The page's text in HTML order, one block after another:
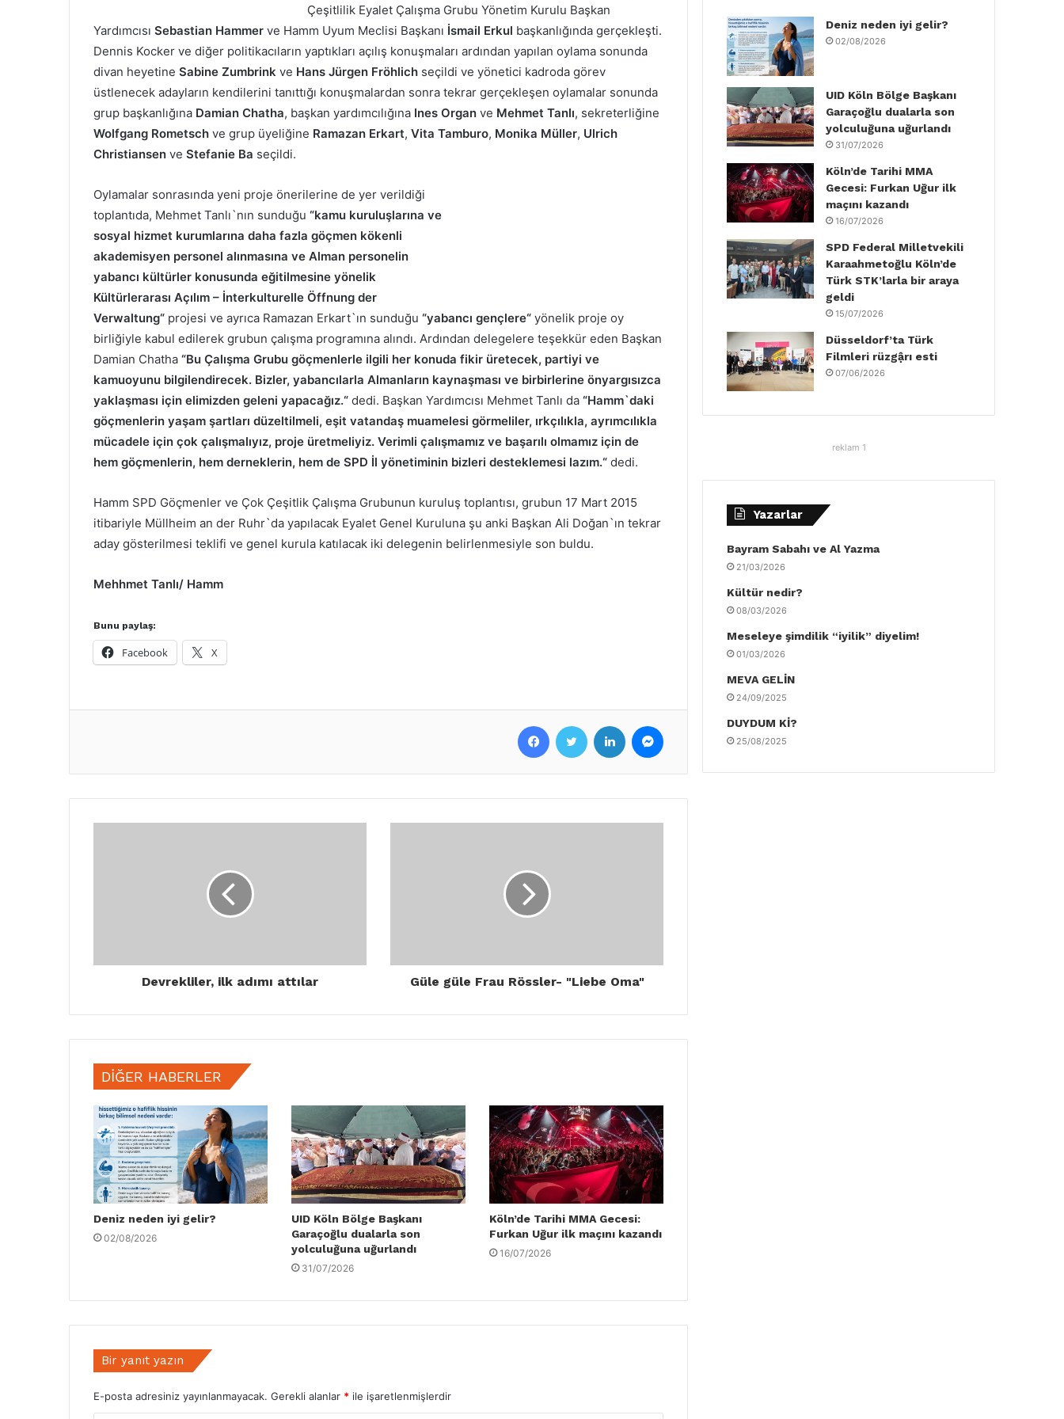
Çeşitlilik Eyalet Çalışma Grubu Yönetim Kurulu Başkan
Yardımcısı Sebastian Hammer ve Hamm Uyum Meclisi Başkanı İsmail Erkul başkanlığında gerçekleşti.
Dennis Kocker ve diğer politikacıların yaptıkları açılış konuşmaları ardından yapılan oylama sonunda
divan heyetine Sabine Zumbrink ve Hans Jürgen Fröhlich seçildi ve yönetici kadroda görev
üstlenecek adayların kendilerini tanıttığı konuşmalardan sonra tekrar gerçekleşen oylamalar sonunda
grup başkanlığına Damian Chatha, başkan yardımcılığına Ines Organ ve Mehmet Tanlı, sekreterliğine
Wolfgang Rometsch ve grup üyeliğine Ramazan Erkart, Vita Tamburo, Monika Müller, Ulrich
Christiansen ve Stefanie Ba seçildi.
Oylamalar sonrasında yeni proje önerilerine de yer verildiği
toplantıda, Mehmet Tanlı`nın sunduğu “kamu kuruluşlarına ve
sosyal hizmet kurumlarına daha fazla göçmen kökenli
akademisyen personel alınmasına ve Alman personelin
yabancı kültürler konusunda eğitilmesine yönelik
Kültürlerarası Açılım – İnterkulturelle Öffnung der
Verwaltung“ projesi ve ayrıca Ramazan Erkart`ın sunduğu “yabancı gençlere“ yönelik proje oy
birliğiyle kabul edilerek grubun çalışma programına alındı. Ardından delegelere teşekkür eden Başkan
Damian Chatha “Bu Çalışma Grubu göçmenlerle ilgili her konuda fikir üretecek, partiyi ve
kamuoyunu bilgilendirecek. Bizler, yabancılarla Almanların kaynaşması ve birbirlerine önyargısızca
yaklaşması için elimizden geleni yapacağız.“ dedi. Başkan Yardımcısı Mehmet Tanlı da “Hamm`daki
göçmenlerin yaşam şartları düzeltilmeli, eşit vatandaş muamelesi görmeliler, ırkçılıkla, ayrımcılıkla
mücadele için çok çalışmalıyız, proje üretmeliyiz. Verimli çalışmamız ve başarılı olmamız için de
hem göçmenlerin, hem derneklerin, hem de SPD İl yönetiminin bizleri desteklemesi lazım.“ dedi.
Hamm SPD Göçmenler ve Çok Çeşitlik Çalışma Grubunun kuruluş toplantısı, grubun 17 Mart 2015
itibariyle Müllheim an der Ruhr`da yapılacak Eyalet Genel Kuruluna şu anki Başkan Ali Doğan`ın tekrar
aday gösterilmesi teklifi ve genel kurula katılacak iki delegenin belirlenmesiyle son buldu.
Mehhmet Tanlı/ Hamm
Bunu paylaş:
Facebook X
Devrekliler, ilk adımı attılar Güle güle Frau Rössler- "Liebe Oma"
DIĞER HABERLER
Deniz neden iyi gelir?
02/08/2026
UID Köln Bölge Başkanı
Garaçoğlu dualarla son
yolculuğuna uğurlandı
31/07/2026
Köln’de Tarihi MMA Gecesi:
Furkan Uğur ilk maçını kazandı
16/07/2026
Bir yanıt yazın
E-posta adresiniz yayınlanmayacak. Gerekli alanlar * ile işaretlenmişlerdir
o
o
e
r
d
n
b
g
a
m
k
Deniz neden iyi gelir?
02/08/2026
UID Köln Bölge Başkanı
Garaçoğlu dualarla son
yolculuğuna uğurlandı
31/07/2026
Köln’de Tarihi MMA
Gecesi: Furkan Uğur ilk
maçını kazandı
16/07/2026
SPD Federal Milletvekili
Karaahmetoğlu Köln’de
Türk STK’larla bir araya
geldi
15/07/2026
Düsseldorf’ta Türk
Filmleri rüzgậrı esti
07/06/2026
reklam 1
Yazarlar
Bayram Sabahı ve Al Yazma
21/03/2026
Kültür nedir?
08/03/2026
Meseleye şimdilik “iyilik” diyelim!
01/03/2026
MEVA GELİN
24/09/2025
DUYDUM Kİ?
25/08/2025